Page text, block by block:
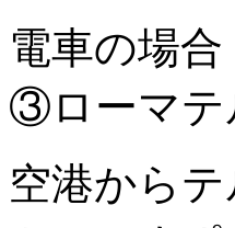
電車の場合
③ローマテ
空港から